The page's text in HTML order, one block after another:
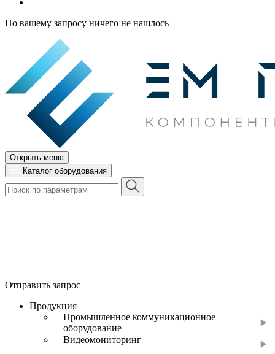
По вашему запросу ничего не нашлось
Открыть меню
Каталог оборудования
Отправить запрос
Продукция
Промышленное коммуникационное
оборудование
Видеомониторинг